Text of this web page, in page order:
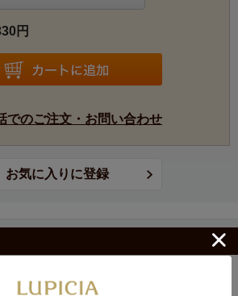
円
でのご注文・お問い合わせ